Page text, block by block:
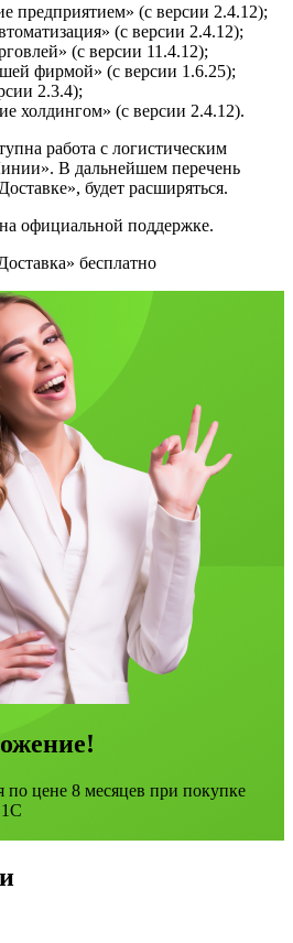
предприятием» (с версии 2.4.12);
(с версии 2.4.12);
(с версии 11.4.12);
фирмой» (с версии 1.6.25);
2.3.4);
холдингом» (с версии 2.4.12).
работа с логистическим
В дальнейшем перечень
будет расширяться.
официальной поддержке.
бесплатно
по цене 8 месяцев при покупке